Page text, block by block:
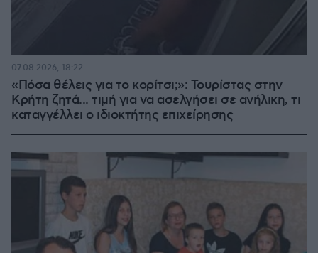
«Πόσα θέλεις για το κορίτσι;»: Τουρίστας στην
Κρήτη ζητά... τιμή για να ασελγήσει σε ανήλικη, τι
καταγγέλλει ο ιδιοκτήτης επιχείρησης
07.08.2026, 18:22